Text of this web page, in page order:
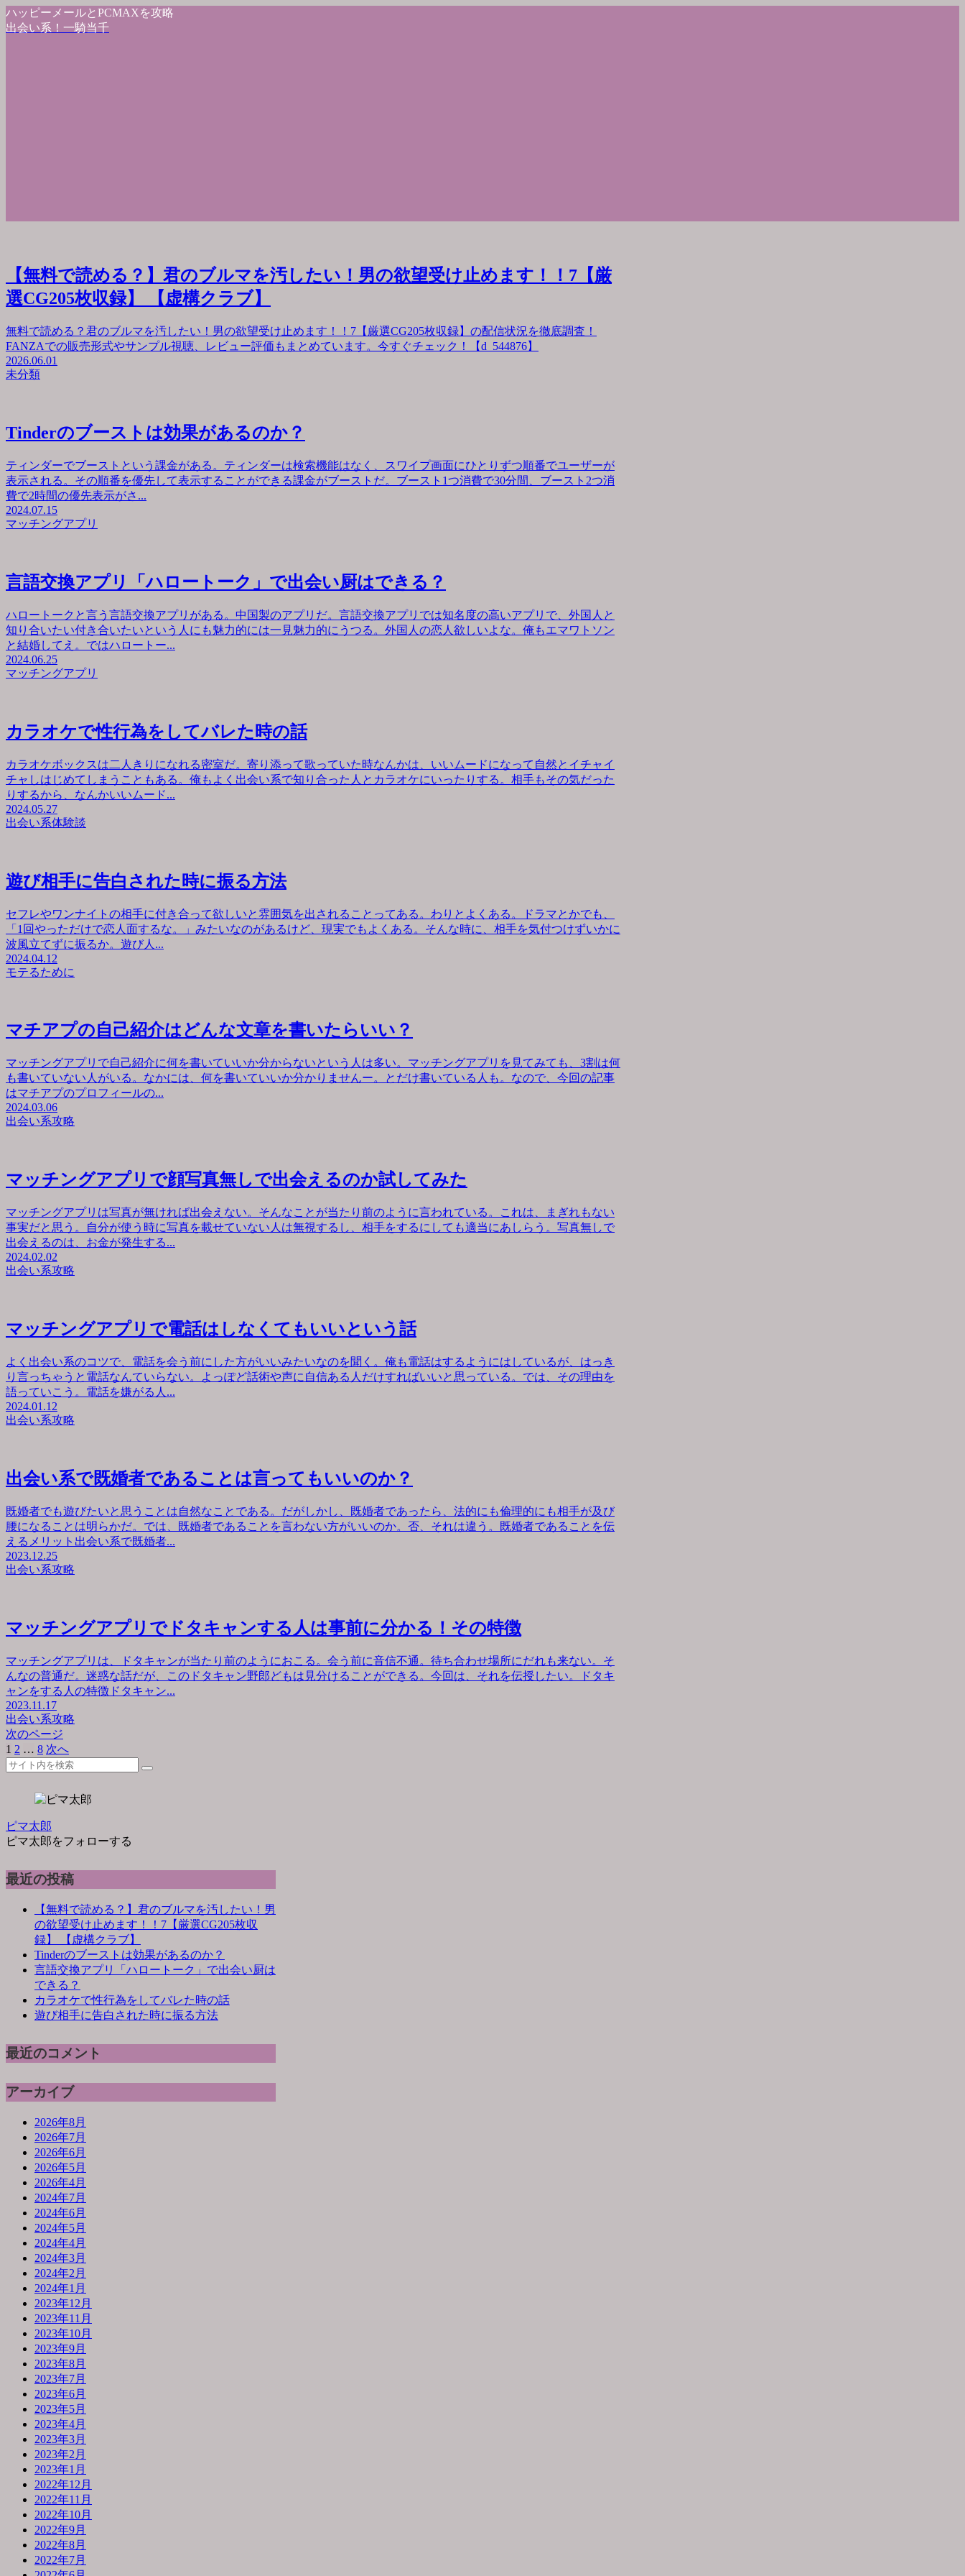
ハッピーメールとPCMAXを攻略
出会い系！一騎当千
【無料で読める？】君のブルマを汚したい！男の欲望受け止めます！！7【厳
選CG205枚収録】 【虚構クラブ】
無料で読める？君のブルマを汚したい！男の欲望受け止めます！！7【厳選CG205枚収録】の配信状況を徹底調査！
FANZAでの販売形式やサンプル視聴、レビュー評価もまとめています。今すぐチェック！【d_544876】
2026.06.01
未分類
Tinderのブーストは効果があるのか？
ティンダーでブーストという課金がある。ティンダーは検索機能はなく、スワイプ画面にひとりずつ順番でユーザーが
表示される。その順番を優先して表示することができる課金がブーストだ。ブースト1つ消費で30分間、ブースト2つ消
費で2時間の優先表示がさ...
2024.07.15
マッチングアプリ
言語交換アプリ「ハロートーク」で出会い厨はできる？
ハロートークと言う言語交換アプリがある。中国製のアプリだ。言語交換アプリでは知名度の高いアプリで、外国人と
知り合いたい付き合いたいという人にも魅力的には一見魅力的にうつる。外国人の恋人欲しいよな。俺もエマワトソン
と結婚してえ。ではハロートー...
2024.06.25
マッチングアプリ
カラオケで性行為をしてバレた時の話
カラオケボックスは二人きりになれる密室だ。寄り添って歌っていた時なんかは、いいムードになって自然とイチャイ
チャしはじめてしまうこともある。俺もよく出会い系で知り合った人とカラオケにいったりする。相手もその気だった
りするから、なんかいいムード...
2024.05.27
出会い系体験談
遊び相手に告白された時に振る方法
セフレやワンナイトの相手に付き合って欲しいと雰囲気を出されることってある。わりとよくある。ドラマとかでも、
「1回やっただけで恋人面するな。」みたいなのがあるけど、現実でもよくある。そんな時に、相手を気付つけずいかに
波風立てずに振るか。遊び人...
2024.04.12
モテるために
マチアプの自己紹介はどんな文章を書いたらいい？
マッチングアプリで自己紹介に何を書いていいか分からないという人は多い。マッチングアプリを見てみても、3割は何
も書いていない人がいる。なかには、何を書いていいか分かりませんー。とだけ書いている人も。なので、今回の記事
はマチアプのプロフィールの...
2024.03.06
出会い系攻略
マッチングアプリで顔写真無しで出会えるのか試してみた
マッチングアプリは写真が無ければ出会えない。そんなことが当たり前のように言われている。これは、まぎれもない
事実だと思う。自分が使う時に写真を載せていない人は無視するし、相手をするにしても適当にあしらう。写真無しで
出会えるのは、お金が発生する...
2024.02.02
出会い系攻略
マッチングアプリで電話はしなくてもいいという話
よく出会い系のコツで、電話を会う前にした方がいいみたいなのを聞く。俺も電話はするようにはしているが、はっき
り言っちゃうと電話なんていらない。よっぽど話術や声に自信ある人だけすればいいと思っている。では、その理由を
語っていこう。電話を嫌がる人...
2024.01.12
出会い系攻略
出会い系で既婚者であることは言ってもいいのか？
既婚者でも遊びたいと思うことは自然なことである。だがしかし、既婚者であったら、法的にも倫理的にも相手が及び
腰になることは明らかだ。では、既婚者であることを言わない方がいいのか。否、それは違う。既婚者であることを伝
えるメリット出会い系で既婚者...
2023.12.25
出会い系攻略
マッチングアプリでドタキャンする人は事前に分かる！その特徴
マッチングアプリは、ドタキャンが当たり前のようにおこる。会う前に音信不通。待ち合わせ場所にだれも来ない。そ
んなの普通だ。迷惑な話だが、このドタキャン野郎どもは見分けることができる。今回は、それを伝授したい。ドタキ
ャンをする人の特徴ドタキャン...
2023.11.17
出会い系攻略
次のページ
1 2 … 8 次へ
ピマ太郎
ピマ太郎をフォローする
最近の投稿
【無料で読める？】君のブルマを汚したい！男
の欲望受け止めます！！7【厳選CG205枚収
録】 【虚構クラブ】
Tinderのブーストは効果があるのか？
言語交換アプリ「ハロートーク」で出会い厨は
できる？
カラオケで性行為をしてバレた時の話
遊び相手に告白された時に振る方法
最近のコメント
アーカイブ
2026年8月
2026年7月
2026年6月
2026年5月
2026年4月
2024年7月
2024年6月
2024年5月
2024年4月
2024年3月
2024年2月
2024年1月
2023年12月
2023年11月
2023年10月
2023年9月
2023年8月
2023年7月
2023年6月
2023年5月
2023年4月
2023年3月
2023年2月
2023年1月
2022年12月
2022年11月
2022年10月
2022年9月
2022年8月
2022年7月